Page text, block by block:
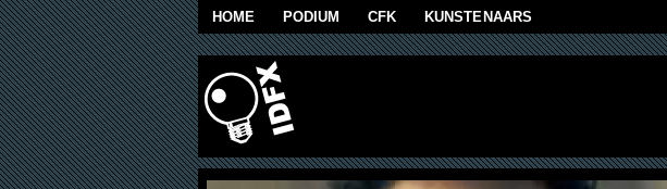
Skip to main content
HOME PODIUM CFK KUNSTENAARS